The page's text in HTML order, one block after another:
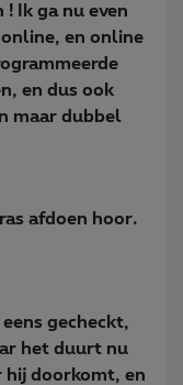
! Ik ga nu even
online, en online
en dus ook
maar dubbel
afdoen hoor.
gecheckt,
het duurt nu
hij doorkomt, en